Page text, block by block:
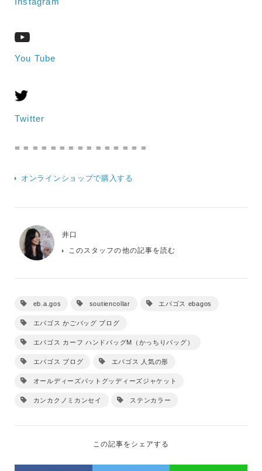
You Tube
Twitter
= = = = = = = = = = = = = = =
オンラインショップで購入する
井口
このスタッフの他の記事を読む
eb.a.gos soutiencollar エバゴス ebagos
エバゴス かごバッグ ブログ
エバゴス カーフ ハンドバッグM（かっちりバッグ）
エバゴス ブログ エバゴス 人気の形
オールディーズバットグッディーズジャケット
カンカクノミカンセイ ステンカラー
この記事をシェアする